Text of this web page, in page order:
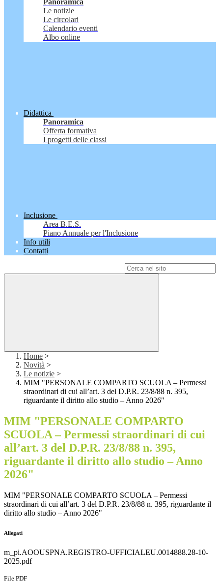
Panoramica
Le notizie
Le circolari
Calendario eventi
Albo online
Didattica
Panoramica
Offerta formativa
I progetti delle classi
Inclusione
Area B.E.S.
Piano Annuale per l'Inclusione
Info utili
Contatti
Home >
Novità >
Le notizie >
MIM "PERSONALE COMPARTO SCUOLA – Permessi
straordinari di cui all’art. 3 del D.P.R. 23/8/88 n. 395,
riguardante il diritto allo studio – Anno 2026"
MIM "PERSONALE COMPARTO
SCUOLA – Permessi straordinari di cui
all’art. 3 del D.P.R. 23/8/88 n. 395,
riguardante il diritto allo studio – Anno
2026"
MIM "PERSONALE COMPARTO SCUOLA – Permessi
straordinari di cui all’art. 3 del D.P.R. 23/8/88 n. 395, riguardante il
diritto allo studio – Anno 2026"
Allegati
m_pi.AOOUSPNA.REGISTRO-UFFICIALEU.0014888.28-10-
2025.pdf
File PDF